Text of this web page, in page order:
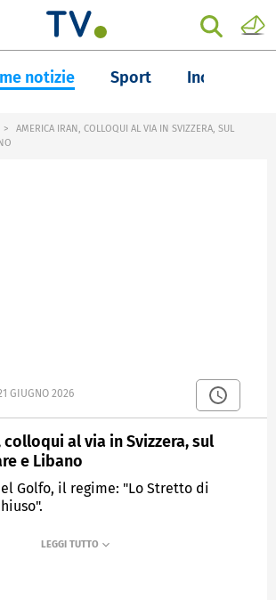
notizie Sport Inchieste
AMERICA IRAN, COLLOQUI AL VIA IN SVIZZERA, SUL
GIUGNO 2026
al via in Svizzera, sul
e Libano
Golfo, il regime: "Lo Stretto di